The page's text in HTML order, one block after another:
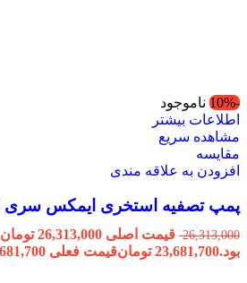
-10%
ناموجود
اطلاعات بیشتر
مشاهده سریع
مقایسه
افزودن به علاقه مندی
پمپ تصفیه استخری ایمکس سری SPH150
26,313,000
قیمت اصلی 26,313,000 تومان
بود.23,681,700 تومانقیمت فعلی 23,681,700 تومان است.